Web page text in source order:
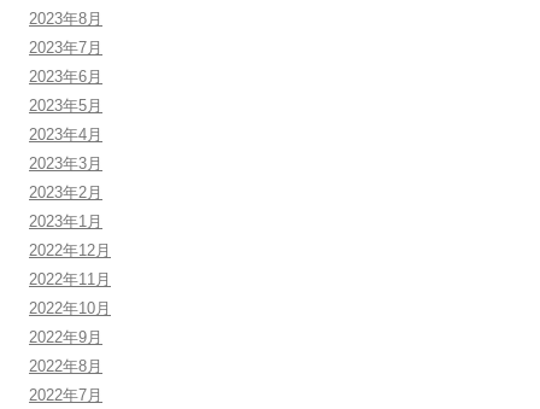
2023年8月
2023年7月
2023年6月
2023年5月
2023年4月
2023年3月
2023年2月
2023年1月
2022年12月
2022年11月
2022年10月
2022年9月
2022年8月
2022年7月